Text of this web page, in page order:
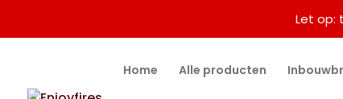
Home Alle producten
Let op: